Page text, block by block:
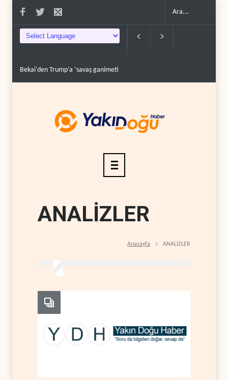
Bekai'den Trump’a ‘savaş ganimeti’ yanıtı: Önce sa..
ANALİZLER
Anasayfa ANALİZLER